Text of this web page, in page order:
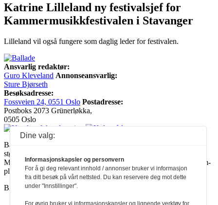
Katrine Lilleland ny festivalsjef for
Kammermusikkfestivalen i Stavanger
Lilleland vil også fungere som daglig leder for festivalen.
Ansvarlig redaktør:
Guro Kleveland Annonseansvarlig:
Sture Bjørseth
Besøksadresse:
Fossveien 24, 0551 Oslo Postadresse:
Postboks 2073 Grünerløkka,
0505 Oslo
Ballade mottar tilskudd fra Norsk kulturråd, i tillegg til økonomisk
støtte fra eierne NOPA, Norsk komponistforening og
Musikkforleggerne. Ballade drives etter Redaktør- og Vær Varsom-
plakaten.
BALLADE — NORGES MUSIKKMAGASIN
Dine valg:
Informasjonskapsler og personvern
For å gi deg relevant innhold / annonser bruker vi informasjon
fra ditt besøk på vårt nettsted. Du kan reservere deg mot dette
under "Innstillinger".
For øvrig bruker vi informasjonskapsler og lignende verktøy for